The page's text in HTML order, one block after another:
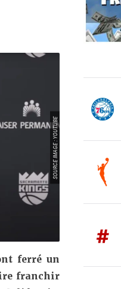
SOURCE IMAGE : YOUTUBE
ferré un
franchir